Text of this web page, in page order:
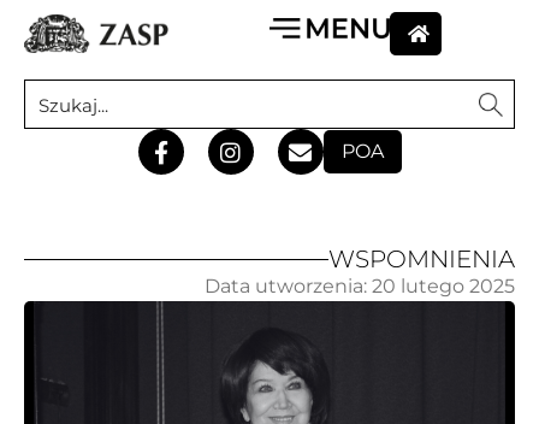
POA
WSPOMNIENIA
Data utworzenia: 20 lutego 2025